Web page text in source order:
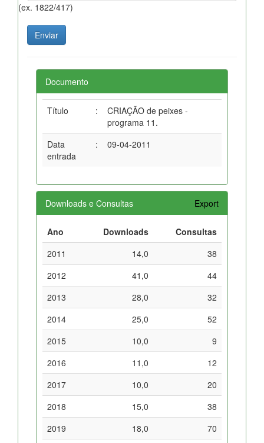
(ex. 1822/417)
Documento
Título :
CRIAÇÃO de peixes -
programa 11.
Data
entrada
: 09-04-2011
Downloads e Consultas Export
Ano Downloads
Consultas
2011
14,0
38
2012
41,0
44
2013
28,0
32
2014
25,0
52
2015
10,0
9
2016
11,0
12
2017
10,0
20
2018
15,0
38
2019
18,0
70